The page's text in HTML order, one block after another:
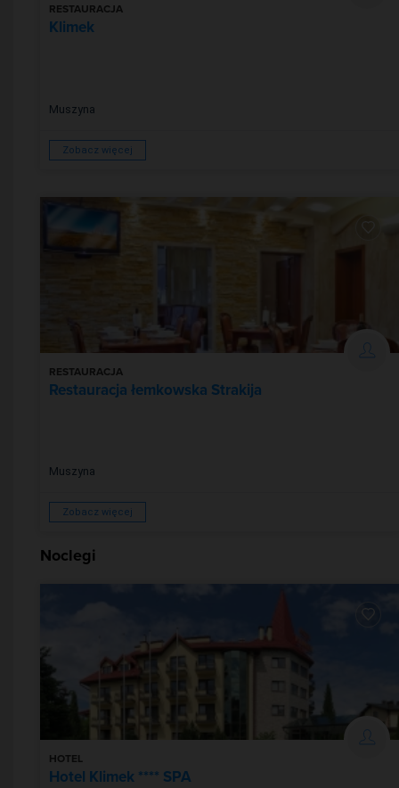
RESTAURACJA
Klimek
Muszyna
Zobacz więcej
RESTAURACJA
Restauracja łemkowska Strakija
Muszyna
Zobacz więcej
Noclegi
HOTEL
Hotel Klimek **** SPA